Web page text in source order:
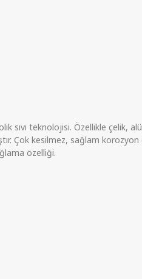
sıvı teknolojisi. Özellikle çelik,
Çok kesilmez, sağlam korozyon
özelliği.